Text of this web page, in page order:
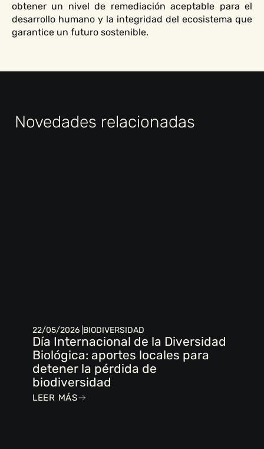
obtener un nivel de remediación aceptable para el
desarrollo humano y la integridad del ecosistema que
garantice un futuro sostenible.
Novedades relacionadas
22/05/2026 | BIODIVERSIDAD
Día Internacional de la Diversidad
Biológica: aportes locales para
detener la pérdida de
biodiversidad
LEER MÁS